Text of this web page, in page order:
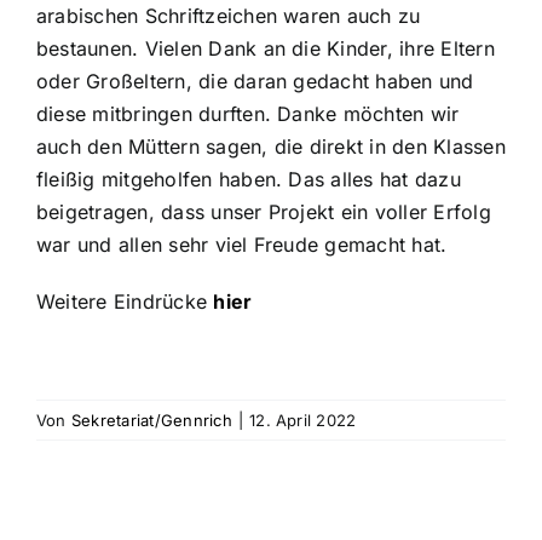
arabischen Schriftzeichen waren auch zu
bestaunen. Vielen Dank an die Kinder, ihre Eltern
oder Großeltern, die daran gedacht haben und
diese mitbringen durften. Danke möchten wir
auch den Müttern sagen, die direkt in den Klassen
fleißig mitgeholfen haben. Das alles hat dazu
beigetragen, dass unser Projekt ein voller Erfolg
war und allen sehr viel Freude gemacht hat.
Weitere Eindrücke hier
Von Sekretariat/Gennrich 12. April 2022